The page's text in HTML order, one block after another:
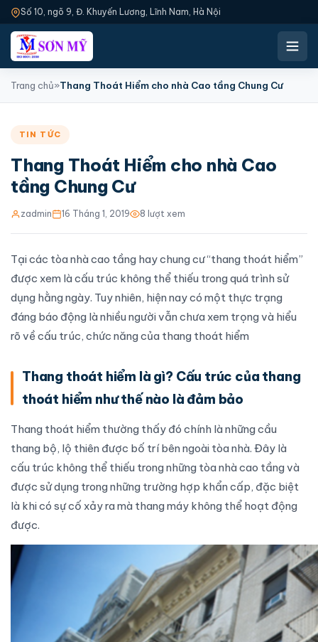
Số 10, ngõ 9, Đ. Khuyến Lương, Lĩnh Nam, Hà Nội
Trang chủ»Thang Thoát Hiểm cho nhà Cao tầng Chung Cư
TIN TỨC
Thang Thoát Hiểm cho nhà Cao
tầng Chung Cư
zadmin 16 Tháng 1, 2019 8 lượt xem
Tại các tòa nhà cao tầng hay chung cư “thang thoát hiểm”
được xem là cấu trúc không thể thiếu trong quá trình sử
dụng hằng ngày. Tuy nhiên, hiện nay có một thực trạng
đáng báo động là nhiều người vẫn chưa xem trọng và hiểu
rõ về cấu trúc, chức năng của thang thoát hiểm
Thang thoát hiểm là gì? Cấu trúc của thang
thoát hiểm như thế nào là đảm bảo
Thang thoát hiểm thường thấy đó chính là những cầu
thang bộ, lộ thiên được bố trí bên ngoài tòa nhà. Đây là
cấu trúc không thể thiếu trong những tòa nhà cao tầng và
được sử dụng trong những trường hợp khẩn cấp, đặc biệt
là khi có sự cố xảy ra mà thang máy không thể hoạt động
được.